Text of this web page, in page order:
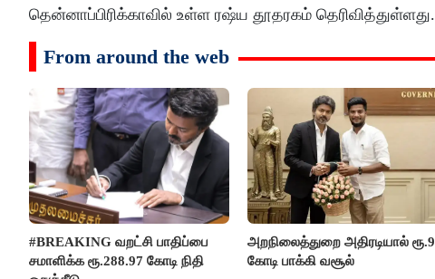
தென்னாப்பிரிக்காவில் உள்ள ரஷ்ய தூதரகம் தெரிவித்துள்ளது.
From around the web
#BREAKING வறட்சி பாதிப்பை
சமாளிக்க ரூ.288.97 கோடி நிதி
அறநிலைத்துறை அதிரடியால் ரூ.9
கோடி பாக்கி வசூல்